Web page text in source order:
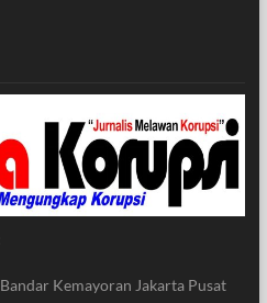
Kemayoran Jakarta Pusat